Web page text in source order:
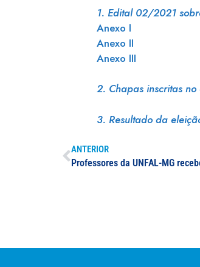
1. Edital 02/2021
Anexo I
Anexo II
Anexo III
2. Chapas inscritas
3. Resultado da
ANTERIOR